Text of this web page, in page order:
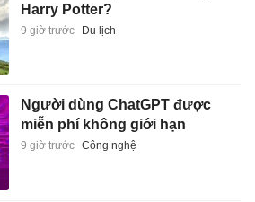
Harry Potter?
9 giờ trước Du lịch
Người dùng ChatGPT được
miễn phí không giới hạn
9 giờ trước Công nghệ